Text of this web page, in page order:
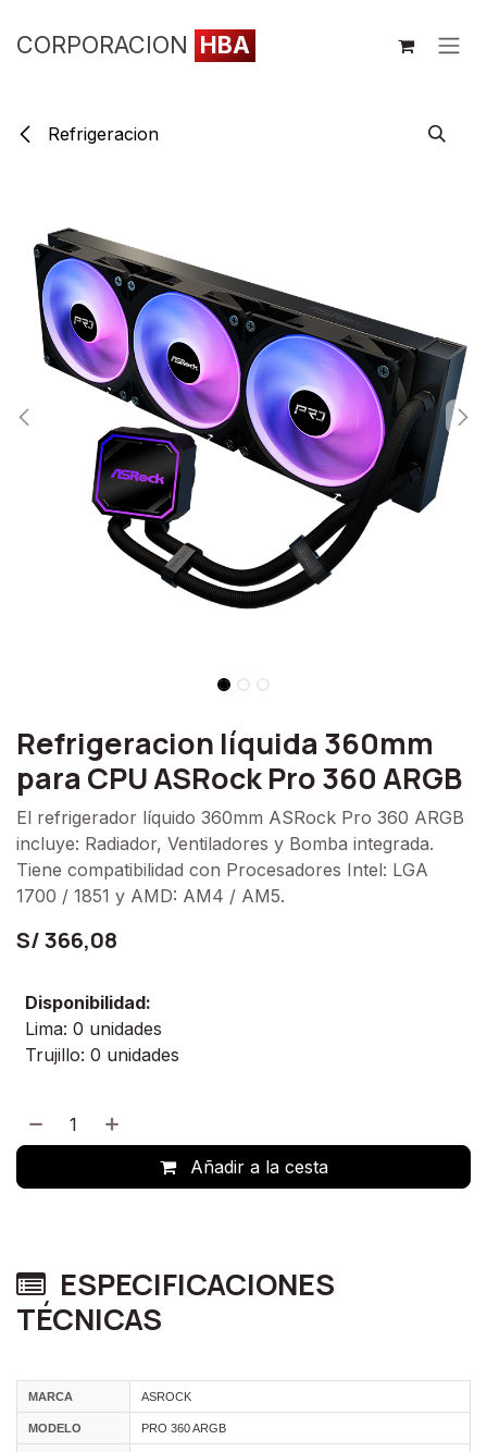
CORPORACION HBA
Refrigeracion
Refrigeracion líquida 360mm
para CPU ASRock Pro 360 ARGB
El refrigerador líquido 360mm ASRock Pro 360 ARGB
incluye: Radiador, Ventiladores y Bomba integrada.
Tiene compatibilidad con Procesadores Intel: LGA
1700 / 1851 y AMD: AM4 / AM5.
S/366,08
Disponibilidad:
Lima: 0 unidades
Trujillo: 0 unidades
Añadir a la cesta
ESPECIFICACIONES
TÉCNICAS
MARCA ASROCK
MODELO PRO 360 ARGB